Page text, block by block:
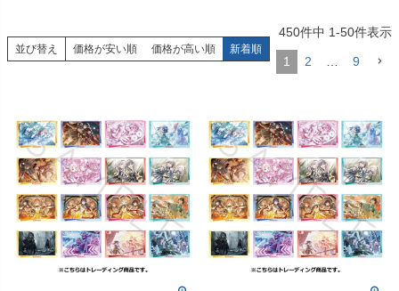
並び替え 価格が安い順 価格が高い順 新着順
450件中 1-50件表示
1 2 … 9